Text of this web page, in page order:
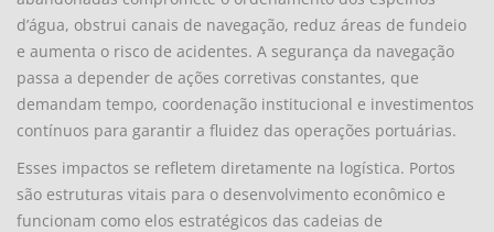
d’água, obstrui canais de navegação, reduz áreas de fundeio
e aumenta o risco de acidentes. A segurança da navegação
passa a depender de ações corretivas constantes, que
demandam tempo, coordenação institucional e investimentos
contínuos para garantir a fluidez das operações portuárias.
Esses impactos se refletem diretamente na logística. Portos
são estruturas vitais para o desenvolvimento econômico e
funcionam como elos estratégicos das cadeias de